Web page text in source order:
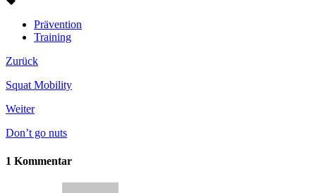
Prävention
Training
Zurück
Squat Mobility
Weiter
Don’t go nuts
1 Kommentar